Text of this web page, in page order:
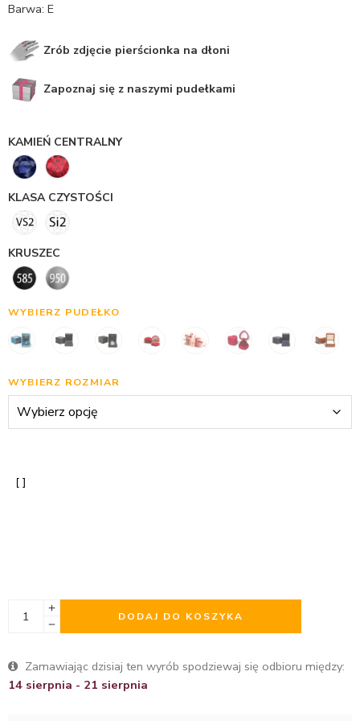
Barwa: E
Zrób zdjęcie pierścionka na dłoni
Zapoznaj się z naszymi pudełkami
KAMIEŃ CENTRALNY
KLASA CZYSTOŚCI
KRUSZEC
WYBIERZ PUDEŁKO
WYBIERZ ROZMIAR
DODAJ DO KOSZYKA
Zamawiając dzisiaj ten wyrób spodziewaj się odbioru między:
14 sierpnia - 21 sierpnia